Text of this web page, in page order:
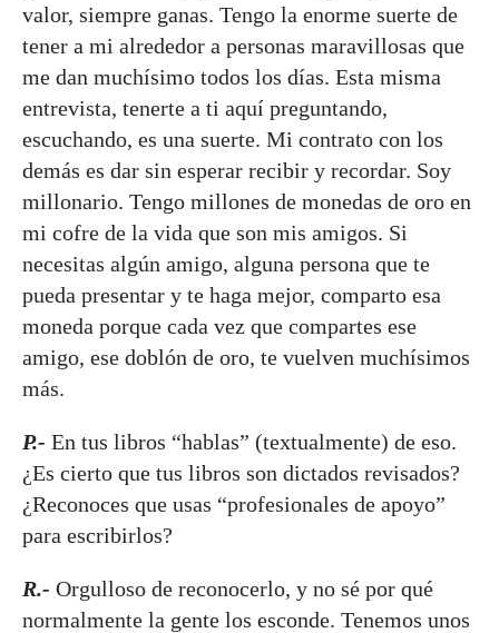
valor, siempre ganas. Tengo la enorme suerte de
tener a mi alrededor a personas maravillosas que
me dan muchísimo todos los días. Esta misma
entrevista, tenerte a ti aquí preguntando,
escuchando, es una suerte. Mi contrato con los
demás es dar sin esperar recibir y recordar. Soy
millonario. Tengo millones de monedas de oro en
mi cofre de la vida que son mis amigos. Si
necesitas algún amigo, alguna persona que te
pueda presentar y te haga mejor, comparto esa
moneda porque cada vez que compartes ese
amigo, ese doblón de oro, te vuelven muchísimos
más.
P.- En tus libros “hablas” (textualmente) de eso.
¿Es cierto que tus libros son dictados revisados?
¿Reconoces que usas “profesionales de apoyo”
para escribirlos?
R.- Orgulloso de reconocerlo, y no sé por qué
normalmente la gente los esconde. Tenemos unos